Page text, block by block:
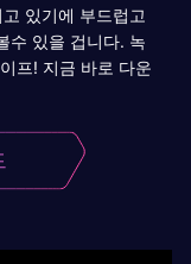
있기에 부드럽고
수 있을 겁니다. 녹
프! 지금 바로 다운